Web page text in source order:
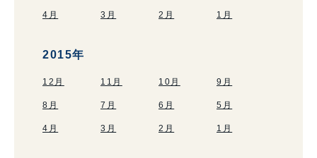
4月 3月 2月 1月
2015年
12月 11月 10月 9月
8月 7月 6月 5月
4月 3月 2月 1月